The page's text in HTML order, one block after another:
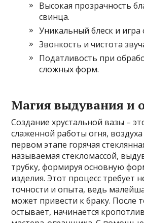
Высокая прозрачность
свинца.
Уникальный блеск и игра
Звонкость и чистота
Податливость при
сложных форм.
Магия выдувания и
Создание хрустальной вазы –
слаженной работы огня,
первом этапе горячая
называемая стекломассой,
трубку, формируя основную
изделия. Этот процесс требует
точности и опыта, ведь
может привести к браку. После
остывает, начинается